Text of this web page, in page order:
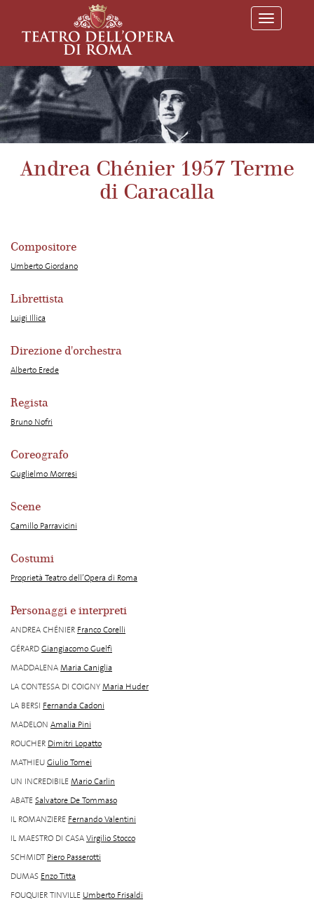
T
o
l
n
a
v
i
Andrea Chénier 1957 Terme
di Caracalla
Compositore
Umberto Giordano
Librettista
Luigi Illica
Direzione d'orchestra
Alberto Erede
Regista
Bruno Nofri
Coreografo
Guglielmo Morresi
Scene
Camillo Parravicini
Costumi
Proprietà Teatro dell’Opera di Roma
Personaggi e interpreti
ANDREA CHÉNIER Franco Corelli
GÉRARDGiangiacomo Guelfi
MADDALENAMaria Caniglia
LA CONTESSA DI COIGNYMaria Huder
LA BERSI Fernanda Cadoni
MADELON Amalia Pini
ROUCHER Dimitri Lopatto
MATHIEUGiulio Tomei
UN INCREDIBILEMario Carlin
ABATESalvatore De Tommaso
IL ROMANZIERE Fernando Valentini
IL MAESTRO DI CASAVirgilio Stocco
SCHMIDT Piero Passerotti
DUMAS Enzo Titta
FOUQUIER TINVILLE Umberto Frisaldi